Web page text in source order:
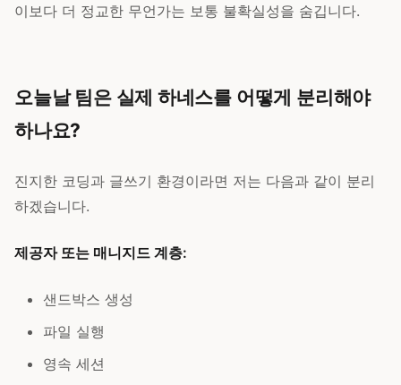
이보다 더 정교한 무언가는 보통 불확실성을 숨깁니다.
오늘날 팀은 실제 하네스를 어떻게 분리해야
하나요?
진지한 코딩과 글쓰기 환경이라면 저는 다음과 같이 분리
하겠습니다.
제공자 또는 매니지드 계층:
샌드박스 생성
파일 실행
영속 세션